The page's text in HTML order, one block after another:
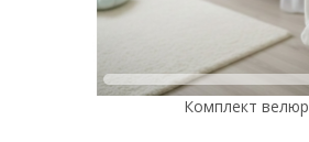
Комплект велюр